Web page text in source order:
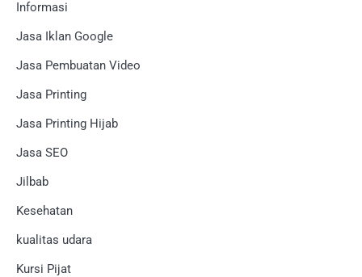
Informasi
Jasa Iklan Google
Jasa Pembuatan Video
Jasa Printing
Jasa Printing Hijab
Jasa SEO
Jilbab
Kesehatan
kualitas udara
Kursi Pijat